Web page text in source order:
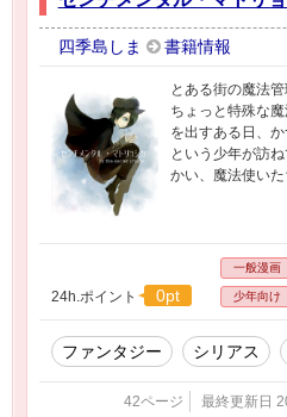
四季島しま 書籍情報
とある街の魔法
ちょっと特殊な
を出すある日、
という少年が訪
かい、魔法使いた
24h.ポイント 0pt
一般漫画
少年向け
ファンタジー シリアス
42ページ 最終更新日